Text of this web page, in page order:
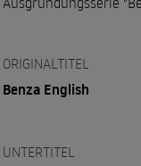
ORIGINALTITEL
Benza English
UNTERTITEL